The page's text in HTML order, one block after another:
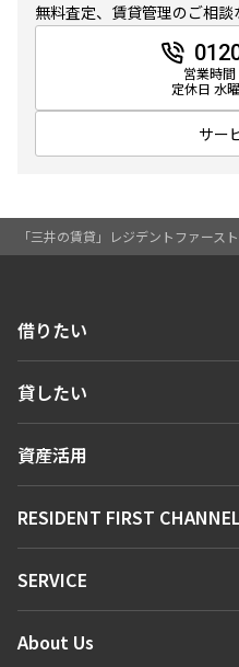
「三井の賃貸」レジデントファース
無料査定、賃貸管理のご相談
営業時
定休日 水
サー
借りたい
人気エリアから探す
新着情報から探す
新着募集情報
貸したい
お問い合わせ
資産活用
お問い合わせ
RESIDENT FIRST CHANNEL
マンションレポート
住まいのコラム
SERVICE
会員ページ
About Us